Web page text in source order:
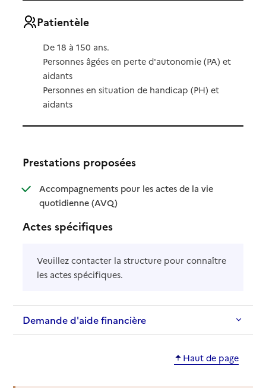
Patientèle
De 18 à 150 ans.
Personnes âgées en perte d'autonomie (PA) et
aidants
Personnes en situation de handicap (PH) et
aidants
Prestations proposées
Accompagnements pour les actes de la vie
quotidienne (AVQ): disponible
: non disponible
Actes spécifiques
Veuillez contacter la structure pour connaître
les actes spécifiques.
Demande d'aide financière
Haut de page